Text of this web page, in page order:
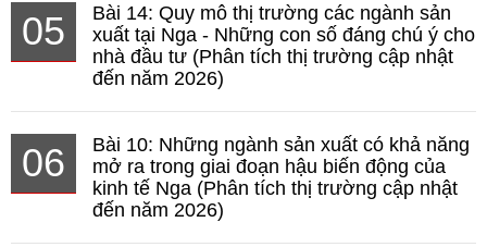
05
Bài 14: Quy mô thị trường các ngành sản
xuất tại Nga - Những con số đáng chú ý cho
nhà đầu tư (Phân tích thị trường cập nhật
đến năm 2026)
06
Bài 10: Những ngành sản xuất có khả năng
mở ra trong giai đoạn hậu biến động của
kinh tế Nga (Phân tích thị trường cập nhật
đến năm 2026)